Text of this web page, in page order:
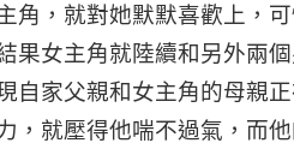
角，就對她默默喜歡上，
果女主角就陸續和另外兩
自家父親和女主角的母親
，就壓得他喘不過氣，而